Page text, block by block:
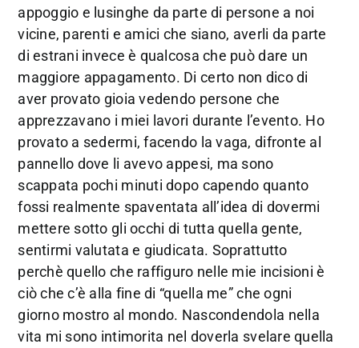
appoggio e lusinghe da parte di persone a noi
vicine, parenti e amici che siano, averli da parte
di estrani invece è qualcosa che può dare un
maggiore appagamento. Di certo non dico di
aver provato gioia vedendo persone che
apprezzavano i miei lavori durante l’evento. Ho
provato a sedermi, facendo la vaga, difronte al
pannello dove li avevo appesi, ma sono
scappata pochi minuti dopo capendo quanto
fossi realmente spaventata all’idea di dovermi
mettere sotto gli occhi di tutta quella gente,
sentirmi valutata e giudicata. Soprattutto
perchè quello che raffiguro nelle mie incisioni è
ciò che c’è alla fine di “quella me” che ogni
giorno mostro al mondo. Nascondendola nella
vita mi sono intimorita nel doverla svelare quella